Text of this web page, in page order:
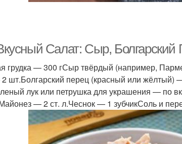
Салат: Сыр,
грудка — 300 гСыр твёрдый (например,
перец (красный или жёлтый)
лук или петрушка для украшения — по
— 2 ст. л.Чеснок — 1 зубчикСоль и